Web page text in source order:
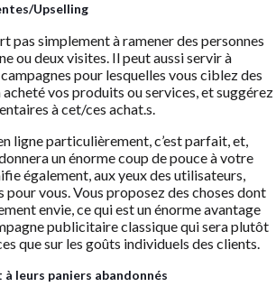
Upselling
pas simplement à ramener des personnes
ou deux visites. Il peut aussi servir à
pour lesquelles vous ciblez des
vos produits ou services, et suggérez
à cet/ces achat.s.
ligne particulièrement, c’est parfait, et,
un énorme coup de pouce à votre
également, aux yeux des utilisateurs,
pour vous. Vous proposez des choses dont
envie, ce qui est un énorme avantage
publicitaire classique qui sera plutôt
que sur les goûts individuels des clients.
à leurs paniers abandonnés